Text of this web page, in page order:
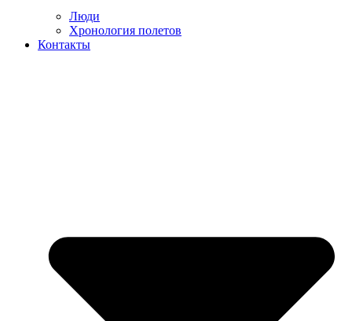
Люди
Хронология полетов
Контакты